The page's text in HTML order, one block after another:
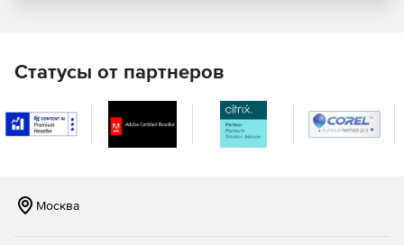
Образ виртуальной машины (программный продукт) на 5,
10, 15, 20, 25, 30, 40, 50, 60, 70, 80, 90, 100, 125, 150, 200,
250, 300, 350, 400, 500 и более 500 лицензий.
сетевой экран (Packet Filter) защищает шлюз и
Статусы от партнеров
Москва